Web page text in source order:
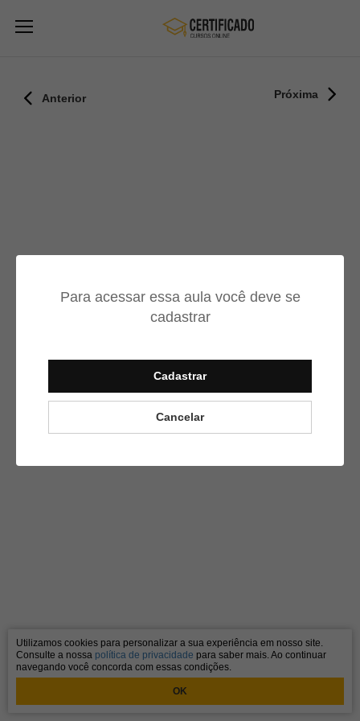
Para acessar essa aula você deve se
cadastrar
Cadastrar
Cancelar
Anterior Próxima
Utilizamos cookies para personalizar a sua experiência em nosso site.
Consulte a nossa política de privacidade para saber mais. Ao continuar
navegando você concorda com essas condições.
OK